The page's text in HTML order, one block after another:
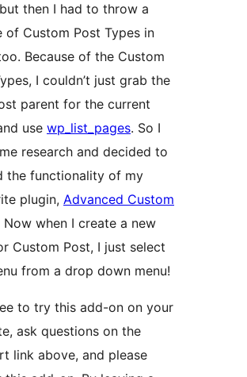
then I had to throw a
of Custom Post Types in
Because of the Custom
I couldn’t just grab the
parent for the current
use wp_list_pages. So I
research and decided to
the functionality of my
plugin, Advanced Custom
Now when I create a new
Custom Post, I just select
from a drop down menu!
to try this add-on on your
ask questions on the
link above, and please